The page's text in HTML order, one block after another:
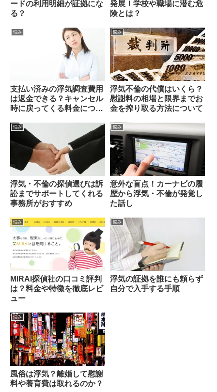
ードの利用明細が証拠にな
る？
発展！学校や職場に潜む危
険とは？
悩み
支払い済みの浮気調査費用
は返金できる？キャンセル
時に戻ってくる料金につい
悩み
浮気不倫の代償はいくら？
慰謝料の相場と限界までお
金を搾り取る方法について
悩み
浮気・不倫の探偵選びは訴
訟までサポートしてくれる
事務所がおすすめ
悩み
意外な盲点！カーナビの履
歴から浮気・不倫が発覚し
た話し
悩み
MIRAI探偵社の口コミ評判
は？料金や特徴を徹底レビ
ュー
悩み
浮気の証拠を誰にも頼らず
自分で入手する手順
悩み
風俗は浮気？離婚して慰謝
料や養育費は取れるのか？